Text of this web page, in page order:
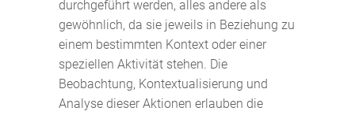
durchgeführt werden, alles andere als
gewöhnlich, da sie jeweils in Beziehung zu
einem bestimmten Kontext oder einer
speziellen Aktivität stehen. Die
Beobachtung, Kontextualisierung und
Analyse dieser Aktionen erlauben die